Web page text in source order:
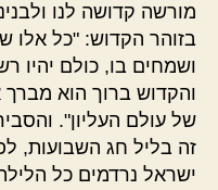
מורשה קדושה לנו
בזוהר הקדוש: "כל אלו
ושמחים בו, כולם יהיו
והקדוש ברוך הוא
של עולם העליון".
זה בליל חג השבועות,
ישראל נרדמים כל